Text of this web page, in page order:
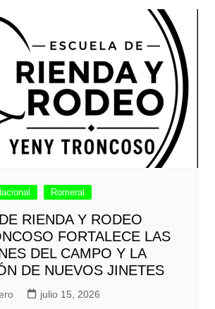
Romeral
RIENDA Y RODEO
FORTALECE LAS
DEL CAMPO Y LA
DE NUEVOS JINETES
julio 15, 2026